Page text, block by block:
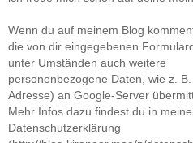
Wenn du auf meinem Blog
die von dir eingegebenen
unter Umständen auch weitere
personenbezogene Daten, wie z.
Adresse) an Google-Server
Mehr Infos dazu findest du in
Datenschutzerklärung